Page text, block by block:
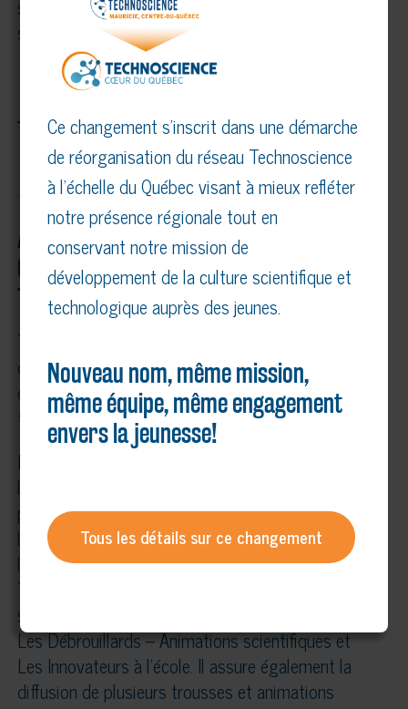
sciences Hydro-Québec sont disponibles sur le
site Web
technoscience.ca
– 30 –
À propos de Technoscience Mauricie,
Centre-du-Québec et du Réseau
Technoscience
Technoscience Mauricie, Centre-du-Québec est un
organisme à but non lucratif dont la mission est
de faire la promotion de la science et des
technologies, principalement auprès des jeunes.
Fort de ses membres présents partout au Québec,
le Réseau Technoscience stimule et transmet la
passion des sciences, de la technologie et de
l’innovation chez les jeunes tout en encourageant
l’émergence d’une relève scientifique. Le Réseau
Technoscience offre notamment les programmes
suivants : Expo-sciences, Défis technologiques,
Les Débrouillards – Animations scientifiques et
Les Innovateurs à l’école. Il assure également la
diffusion de plusieurs trousses et animations
Ce changement s’inscrit dans une démarche
de réorganisation du réseau Technoscience
à l’échelle du Québec visant à mieux refléter
notre présence régionale tout en
conservant notre mission de
développement de la culture scientifique et
technologique auprès des jeunes.
Nouveau nom, même mission,
même équipe, même engagement
envers la jeunesse!
Tous les détails sur ce changement